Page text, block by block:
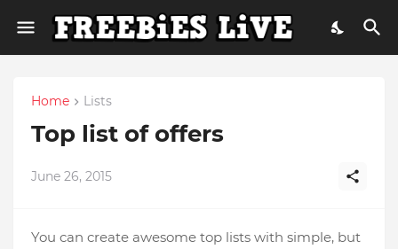
Home Lists
Top list of offers
June 26, 2015
You can create awesome top lists with simple, but